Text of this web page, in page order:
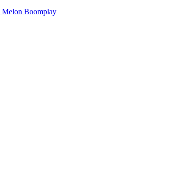
Melon Boomplay